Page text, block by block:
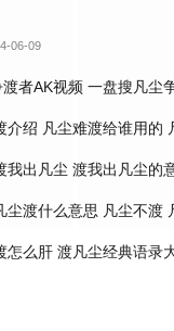
06-09
渡者AK视频 一盘搜凡尘
介绍 凡尘难渡给谁用的
我出凡尘 渡我出凡尘的
尘渡什么意思 凡尘不渡
怎么肝 渡凡尘经典语录